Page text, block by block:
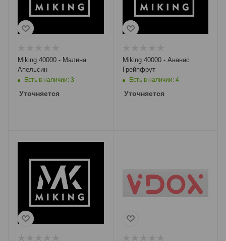
Miking 40000 - Малина
Апельсин
Есть в наличии: 3
Уточняется
Miking 40000 - Ананас
Грейпфрут
Есть в наличии: 4
Уточняется